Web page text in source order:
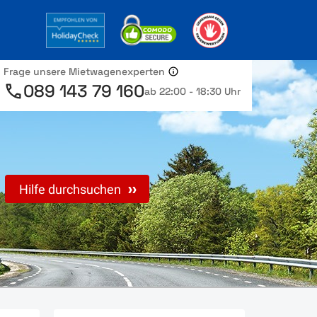
Frage unsere Mietwagenexperten
089 143 79 160ab 22:00 - 18:30 Uhr
Hilfe durchsuchen